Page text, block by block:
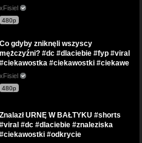
xFisiel
480p
Co gdyby zniknęli wszyscy
mężczyźni? #dc #dlaciebie #fyp #viral
#ciekawostka #ciekawostki #ciekawe
xFisiel
480p
Znalazł URNĘ W BAŁTYKU #shorts
#viral #dc #dlaciebie #znaleziska
#ciekawostki #odkrycie